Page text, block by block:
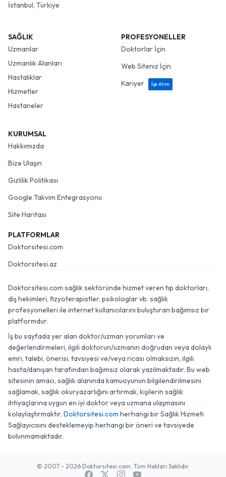
İstanbul, Türkiye
SAĞLIK
Uzmanlar
Uzmanlık Alanları
Hastalıklar
Hizmetler
Hastaneler
PROFESYONELLER
Doktorlar İçin
Web Siteniz İçin
Kariyer
İşe Alım
KURUMSAL
Hakkımızda
Bize Ulaşın
Gizlilik Politikası
Google Takvim Entegrasyonu
Site Haritası
PLATFORMLAR
Doktorsitesi.com
Doktorsitesi.az
Doktorsitesi.com sağlık sektöründe hizmet veren tıp doktorları,
diş hekimleri, fizyoterapistler, psikologlar vb. sağlık
profesyonelleri ile internet kullanıcılarını buluşturan bağımsız bir
platformdur.
İş bu sayfada yer alan doktor/uzman yorumları ve
değerlendirmeleri, ilgili doktorun/uzmanın doğrudan veya dolaylı
emri, talebi, önerisi, tavsiyesi ve/veya ricası olmaksızın, ilgili
hasta/danışan tarafından bağımsız olarak yazılmaktadır. Bu web
sitesinin amacı, sağlık alanında kamuoyunun bilgilendirilmesini
sağlamak, sağlık okuryazarlığını artırmak, kişilerin sağlık
ihtiyaçlarına uygun en iyi doktor veya uzmana ulaşmasını
kolaylaştırmaktır. Doktorsitesi.com herhangi bir Sağlık Hizmeti
Sağlayıcısını desteklemeyip herhangi bir öneri ve tavsiyede
bulunmamaktadır.
© 2007 - 2026 Doktorsitesi.com. Tüm Hakları Saklıdır.